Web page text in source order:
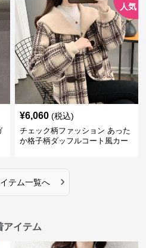
人気
¥6,060 (税込)
チェック柄ファッション あった
か格子柄ダッフルコート風カー
テム一覧へ ›
アイテム